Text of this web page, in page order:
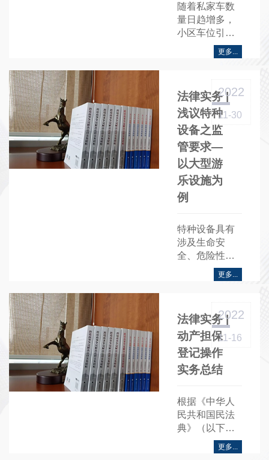
随着私家车数
量日趋增多，
小区车位引发
的矛盾日益突
出，其主要争
小区停车位的
归属问题……
更多...
​​法律实务 |
浅议特种
设备之监
管要求—
以大型游
乐设施为
例
2022
11-30
特种设备具有
涉及生命安
全、危险性较
高的特点，相
关法律法规对
更多...
​​法律实务 |
动产担保
登记操作
实务总结
2022
11-16
根据《中华人
民共和国民法
典》（以下
称“《民法
典》”）、《国
更多...